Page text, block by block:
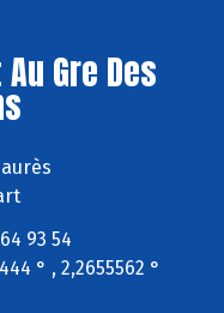
Gre Des
93 54
° , 2,2655562 °